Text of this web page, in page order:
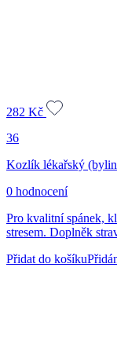
282 Kč
36
Kozlík lékařský
0 hodnocení
Pro kvalitní spánek,
stresem. Doplněk
Přidat do košíku